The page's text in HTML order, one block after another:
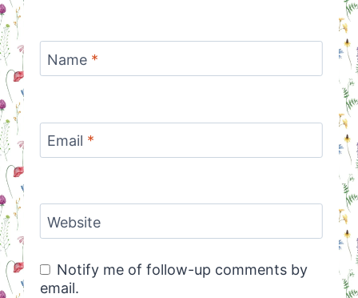
Name *
Email *
Website
Notify me of follow-up comments by
email.